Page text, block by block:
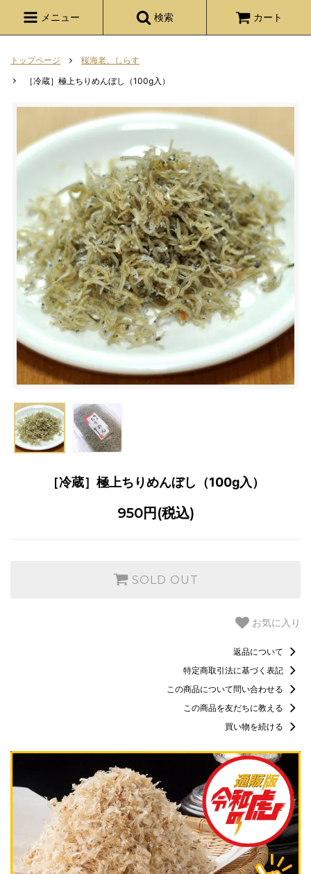
メニュー 検索 カート
トップページ
桜海老、しらす
［冷蔵］極上ちりめんぼし（100g入）
［冷蔵］極上ちりめんぼし（100g入）
950円(税込)
SOLD OUT
お気に入り
返品について
特定商取引法に基づく表記
この商品について問い合わせる
この商品を友だちに教える
買い物を続ける